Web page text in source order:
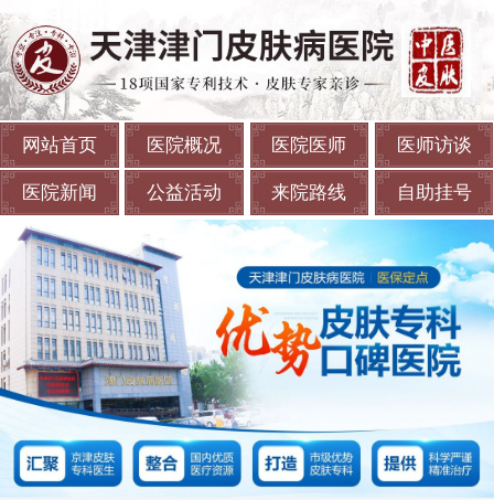
网站首页 医院概况 医院医师 医师访谈
医院新闻 公益活动 来院路线 自助挂号